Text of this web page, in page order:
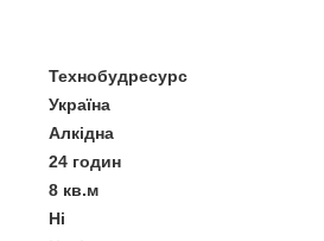
Технобудресурс
Україна
Алкідна
24 годин
8 кв.м
Ні